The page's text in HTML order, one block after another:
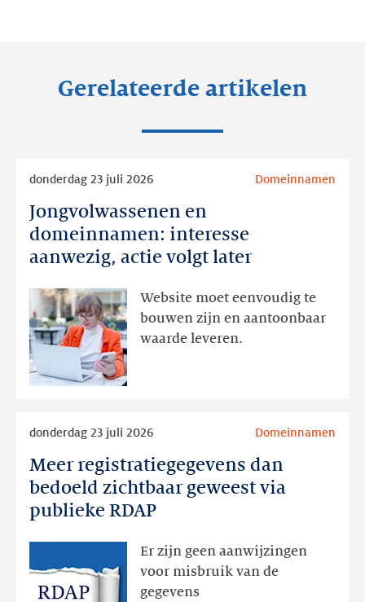
Gerelateerde artikelen
Jongvolwassenen en
domeinnamen: interesse
aanwezig, actie volgt later
donderdag 23 juli 2026 Domeinnamen
Website moet eenvoudig te
bouwen zijn en aantoonbaar
waarde leveren.
Jongvolwassenen
aanwezig,
actie
volgt
later
Meer registratiegegevens dan
bedoeld zichtbaar geweest via
publieke RDAP
donderdag 23 juli 2026 Domeinnamen
Er zijn geen aanwijzingen
voor misbruik van de
gegevens
Meer
registratiegegevens
bedoeld
zichtbaar